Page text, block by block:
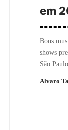
em
Bons
shows
São Paulo
Alvaro